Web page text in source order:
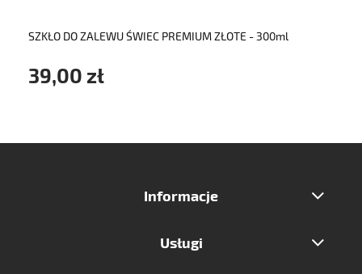
SZKŁO DO ZALEWU ŚWIEC PREMIUM ZŁOTE - 300ml
39,00 zł
Informacje
Usługi